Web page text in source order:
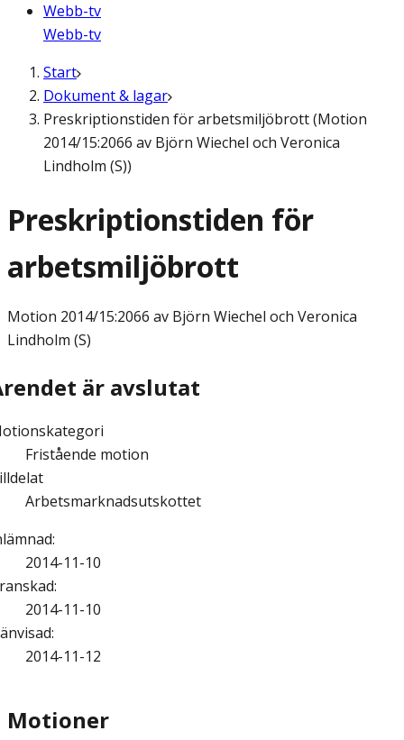
Webb-tv
Webb-tv
Start
Dokument & lagar
Preskriptionstiden för arbetsmiljöbrott (Motion
2014/15:2066 av Björn Wiechel och Veronica
Lindholm (S))
Preskriptionstiden för
arbetsmiljöbrott
Motion 2014/15:2066 av Björn Wiechel och Veronica
Lindholm (S)
är avslutat
Fristående motion
Arbetsmarknadsutskottet
:
2014-11-10
:
2014-11-10
:
2014-11-12
Motioner